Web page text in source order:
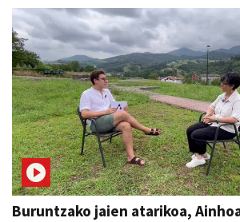
Buruntzako jaien atarikoa,